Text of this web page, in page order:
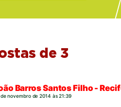
de 3
Barros Santos Filho -
novembro de 2014 às 21:39